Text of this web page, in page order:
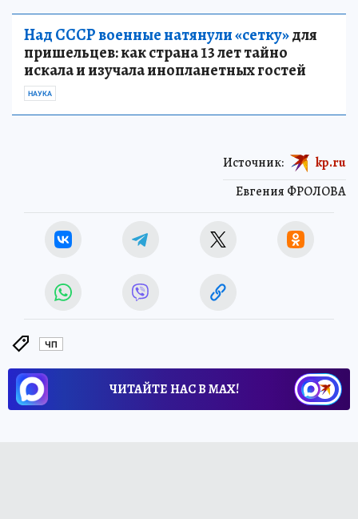
Над СССР военные натянули «сетку»для
пришельцев: как страна 13 лет тайно
искала и изучала инопланетных гостей
НАУКА
Евгения ФРОЛОВА
Источник: kp.ru
ЧП
ЧИТАЙТЕ НАС В МАХ!